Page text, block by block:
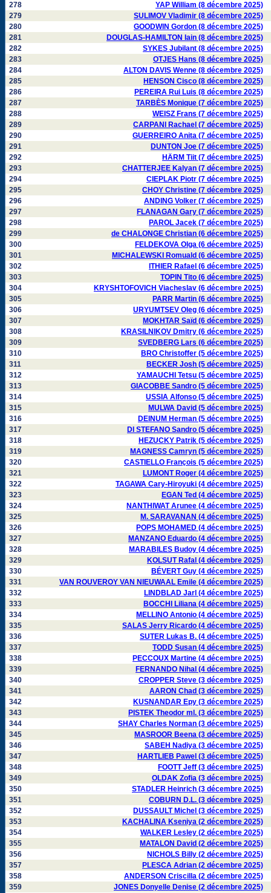
278
YAP William (8 décembre 2025)
279
SULIMOV Vladimir (8 décembre 2025)
280
GOODWIN Gordon (8 décembre 2025)
281
DOUGLAS-HAMILTON Iain (8 décembre 2025)
282
SYKES Jubilant (8 décembre 2025)
283
OTJES Hans (8 décembre 2025)
284
ALTON DAVIS Wenne (8 décembre 2025)
285
HENSON Cisco (8 décembre 2025)
286
PEREIRA Rui Luis (8 décembre 2025)
287
TARBÈS Monique (7 décembre 2025)
288
WEISZ Frans (7 décembre 2025)
289
CARPANI Rachael (7 décembre 2025)
290
GUERREIRO Anita (7 décembre 2025)
291
DUNTON Joe (7 décembre 2025)
292
HÄRM Tiit (7 décembre 2025)
293
CHATTERJEE Kalyan (7 décembre 2025)
294
CIEPLAK Piotr (7 décembre 2025)
295
CHOY Christine (7 décembre 2025)
296
ANDING Volker (7 décembre 2025)
297
FLANAGAN Gary (7 décembre 2025)
298
PAROL Jacek (7 décembre 2025)
299
de CHALONGE Christian (6 décembre 2025)
300
FELDEKOVA Olga (6 décembre 2025)
301
MICHALEWSKI Romuald (6 décembre 2025)
302
ITHIER Rafael (6 décembre 2025)
303
TOPIN Tito (6 décembre 2025)
304
KRYSHTOFOVICH Viacheslav (6 décembre 2025)
305
PARR Martin (6 décembre 2025)
306
URYUMTSEV Oleg (6 décembre 2025)
307
MOKHTAR Saïd (6 décembre 2025)
308
KRASILNIKOV Dmitry (6 décembre 2025)
309
SVEDBERG Lars (6 décembre 2025)
310
BRO Christoffer (5 décembre 2025)
311
BECKER Josh (5 décembre 2025)
312
YAMAUCHI Tetsu (5 décembre 2025)
313
GIACOBBE Sandro (5 décembre 2025)
314
USSIA Alfonso (5 décembre 2025)
315
MULWA David (5 décembre 2025)
316
DEINUM Herman (5 décembre 2025)
317
DI STEFANO Sandro (5 décembre 2025)
318
HEZUCKY Patrik (5 décembre 2025)
319
MAGNESS Camryn (5 décembre 2025)
320
CASTIELLO François (5 décembre 2025)
321
LUMONT Roger (4 décembre 2025)
322
TAGAWA Cary-Hiroyuki (4 décembre 2025)
323
EGAN Ted (4 décembre 2025)
324
NANTHIWAT Arunee (4 décembre 2025)
325
M. SARAVANAN (4 décembre 2025)
326
POPS MOHAMED (4 décembre 2025)
327
MANZANO Eduardo (4 décembre 2025)
328
MARABILES Budoy (4 décembre 2025)
329
KOLSUT Rafal (4 décembre 2025)
330
BÉVERT Guy (4 décembre 2025)
331
VAN ROUVEROY VAN NIEUWAAL Emile (4 décembre 2025)
332
LINDBLAD Jarl (4 décembre 2025)
333
BOCCHI Liliana (4 décembre 2025)
334
MELLINO Antonio (4 décembre 2025)
335
SALAS Jerry Ricardo (4 décembre 2025)
336
SUTER Lukas B. (4 décembre 2025)
337
TODD Susan (4 décembre 2025)
338
PECCOUX Martine (4 décembre 2025)
339
FERNANDO Nihal (4 décembre 2025)
340
CROPPER Steve (3 décembre 2025)
341
AARON Chad (3 décembre 2025)
342
KUSNANDAR Epy (3 décembre 2025)
343
PISTEK Theodor ml. (3 décembre 2025)
344
SHAY Charles Norman (3 décembre 2025)
345
MASROOR Beena (3 décembre 2025)
346
SABEH Nadiya (3 décembre 2025)
347
HARTLIEB Pawel (3 décembre 2025)
348
FOOTT Jeff (3 décembre 2025)
349
OLDAK Zofia (3 décembre 2025)
350
STADLER Heinrich (3 décembre 2025)
351
COBURN D.L. (3 décembre 2025)
352
DUSSAULT Michel (3 décembre 2025)
353
KACHALINA Kseniya (2 décembre 2025)
354
WALKER Lesley (2 décembre 2025)
355
MATALON David (2 décembre 2025)
356
NICHOLS Billy (2 décembre 2025)
357
PLESCA Adrian (2 décembre 2025)
358
ANDERSON Criscilla (2 décembre 2025)
359
JONES Donyelle Denise (2 décembre 2025)